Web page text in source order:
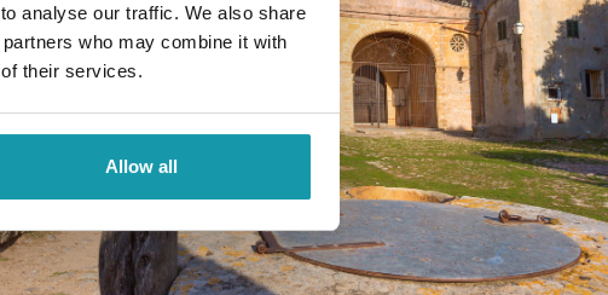
analyse our traffic. We also share
who may combine it with
their services.
Allow all